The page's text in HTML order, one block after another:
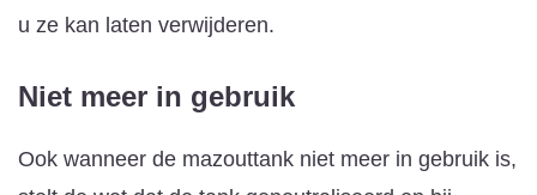
u ze kan laten verwijderen.
Niet meer in gebruik
Ook wanneer de mazouttank niet meer in gebruik is,